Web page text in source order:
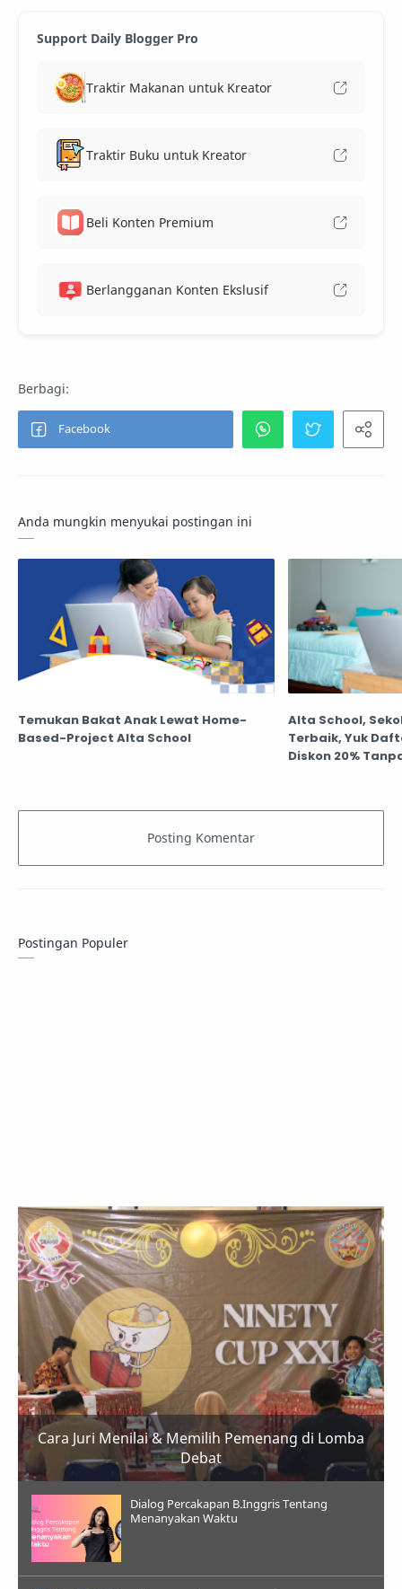
Support Daily Blogger Pro
Traktir Makanan untuk Kreator
Traktir Buku untuk Kreator
Beli Konten Premium
Berlangganan Konten Ekslusif
Anda mungkin menyukai postingan ini
Temukan Bakat Anak Lewat Home-
Based-Project Alta School
Alta School,
Terbaik, Yuk
Diskon 20%
Postingan Populer
Cara Juri Menilai & Memilih Pemenang di Lomba
Debat
Dialog Percakapan B.Inggris Tentang
Menanyakan Waktu